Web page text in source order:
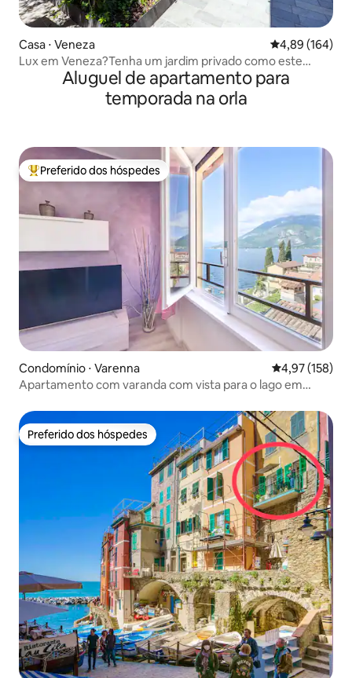
Casa ⋅ Veneza 4,89 de uma
4,89 (164)
Lux em Veneza?Tenha um jardim privado como este
apartamentoAluguel de apartamento para
temporada na orla
Entre os melhores preferidos dos hóspedes
Preferido dos hóspedes
Condomínio ⋅ Varenna 4,97 de uma
4,97 (158)
Apartamento com varanda com vista para o lago em
Preferido dos hóspedes
Preferido dos hóspedes